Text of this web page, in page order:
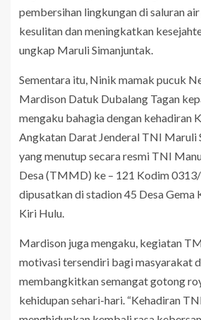
pembersihan lingkungan di saluran
kesulitan dan meningkatkan
ungkap Maruli Simanjuntak.
Sementara itu, Ninik mamak pucuk
Mardison Datuk Dubalang Tagan
mengaku bahagia dengan kehadiran
Angkatan Darat Jenderal TNI Maruli
yang menutup secara resmi TNI
Desa (TMMD) ke – 121 Kodim
dipusatkan di stadion 45 Desa Gema
Kiri Hulu.
Mardison juga mengaku, kegiatan
motivasi tersendiri bagi masyarakat
membangkitkan semangat gotong
kehidupan sehari-hari. “Kehadiran